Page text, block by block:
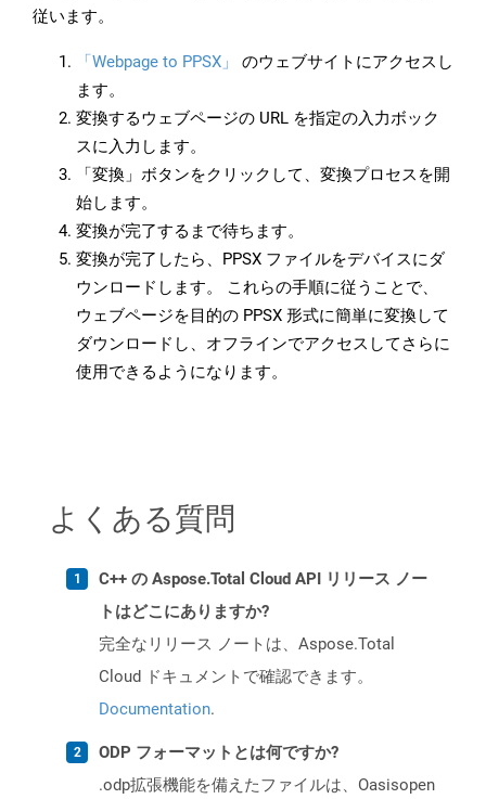
従います。
「Webpage to PPSX」
のウェブサイトにアクセスし
ます。
変換するウェブページの URL を指定の入力ボック
スに入力します。
「変換」ボタンをクリックして、変換プロセスを開
始します。
変換が完了するまで待ちます。
変換が完了したら、PPSX ファイルをデバイスにダ
ウンロードします。 これらの手順に従うことで、
ウェブページを目的の PPSX 形式に簡単に変換して
ダウンロードし、オフラインでアクセスしてさらに
使用できるようになります。
よくある質問
C++ の Aspose.Total Cloud API リリース ノー
トはどこにありますか?
完全なリリース ノートは、Aspose.Total
Cloud ドキュメントで確認できます。
Documentation.
ODP フォーマットとは何ですか?
.odp拡張機能を備えたファイルは、Oasisopen